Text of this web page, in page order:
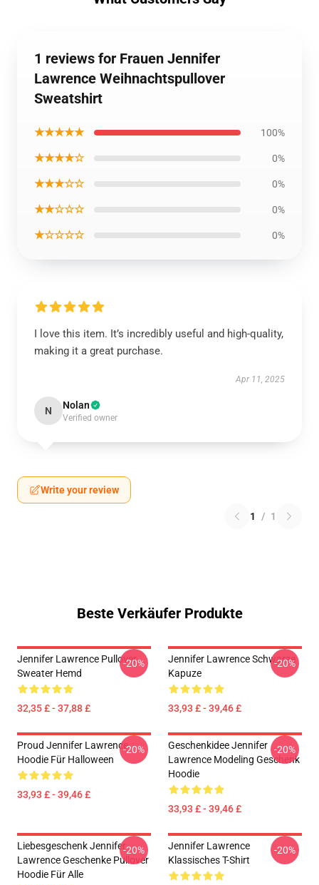
1 reviews for Frauen Jennifer
Lawrence Weihnachtspullover
Sweatshirt
★★★★★ 100%
★★★★☆ 0%
★★★☆☆ 0%
★★☆☆☆ 0%
★☆☆☆☆ 0%
I love this item. It’s incredibly useful and high-quality,
making it a great purchase.
Apr 11, 2025
N Nolan
Verified owner
Write your review
1 / 1
Beste Verkäufer Produkte
Jennifer Lawrence Pullover
Sweater Hemd
32,35 £ - 37,88 £
-20%
Jennifer Lawrence Schwarze
Kapuze
33,93 £ - 39,46 £
-20%
Proud Jennifer Lawrence
Hoodie Für Halloween
33,93 £ - 39,46 £
-20%
Geschenkidee Jennifer
Lawrence Modeling Geschenk
Hoodie
33,93 £ - 39,46 £
-20%
Liebesgeschenk Jennifer
Lawrence Geschenke Pullover
Hoodie Für Alle
-20%
Jennifer Lawrence
Klassisches T-Shirt
-20%